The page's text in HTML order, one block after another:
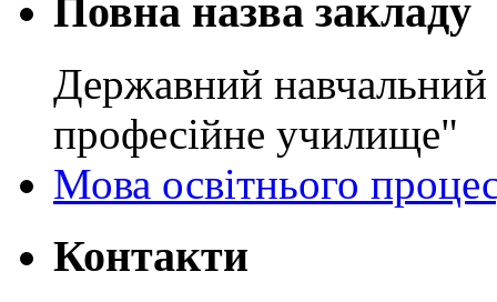
Повна назва закладу
Державний навчальний
професійне училище"
Мова освітнього
Контакти